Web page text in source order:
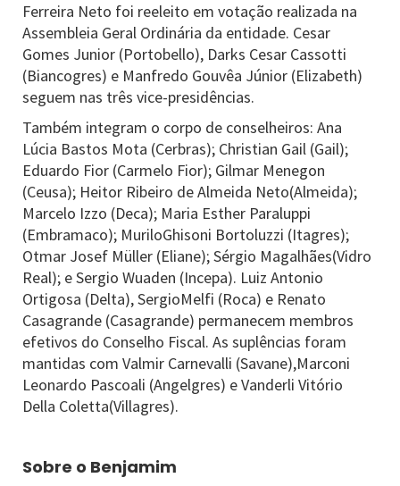
Ferreira Neto foi reeleito em votação realizada na
Assembleia Geral Ordinária da entidade. Cesar
Gomes Junior (Portobello), Darks Cesar Cassotti
(Biancogres) e Manfredo Gouvêa Júnior (Elizabeth)
seguem nas três vice-presidências.
Também integram o corpo de conselheiros: Ana
Lúcia Bastos Mota (Cerbras); Christian Gail (Gail);
Eduardo Fior (Carmelo Fior); Gilmar Menegon
(Ceusa); Heitor Ribeiro de Almeida Neto(Almeida);
Marcelo Izzo (Deca); Maria Esther Paraluppi
(Embramaco); MuriloGhisoni Bortoluzzi (Itagres);
Otmar Josef Müller (Eliane); Sérgio Magalhães(Vidro
Real); e Sergio Wuaden (Incepa). Luiz Antonio
Ortigosa (Delta), SergioMelfi (Roca) e Renato
Casagrande (Casagrande) permanecem membros
efetivos do Conselho Fiscal. As suplências foram
mantidas com Valmir Carnevalli (Savane),Marconi
Leonardo Pascoali (Angelgres) e Vanderli Vitório
Della Coletta(Villagres).
Sobre o Benjamim